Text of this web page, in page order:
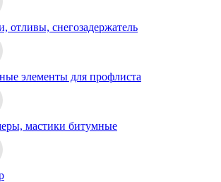
отливы, снегозадержатель
элементы для профлиста
мастики битумные